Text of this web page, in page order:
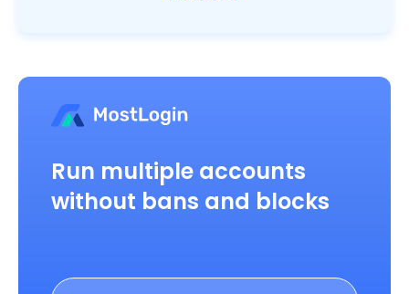
Run multiple accounts
without bans and blocks